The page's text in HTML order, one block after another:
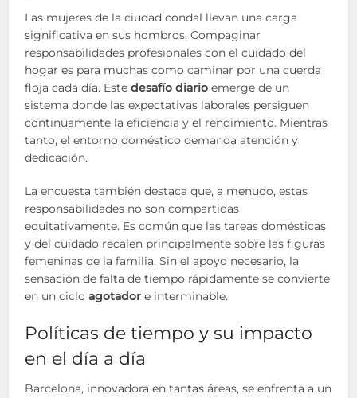
Las mujeres de la ciudad condal llevan una carga
significativa en sus hombros. Compaginar
responsabilidades profesionales con el cuidado del
hogar es para muchas como caminar por una cuerda
floja cada día. Estedesafío diario emerge de un
sistema donde las expectativas laborales persiguen
continuamente la eficiencia y el rendimiento. Mientras
tanto, el entorno doméstico demanda atención y
dedicación.
La encuesta también destaca que, a menudo, estas
responsabilidades no son compartidas
equitativamente. Es común que las tareas domésticas
y del cuidado recalen principalmente sobre las figuras
femeninas de la familia. Sin el apoyo necesario, la
sensación de falta de tiempo rápidamente se convierte
en un cicloagotador e interminable.
Políticas de tiempo y su impacto
en el día a día
Barcelona, innovadora en tantas áreas, se enfrenta a un